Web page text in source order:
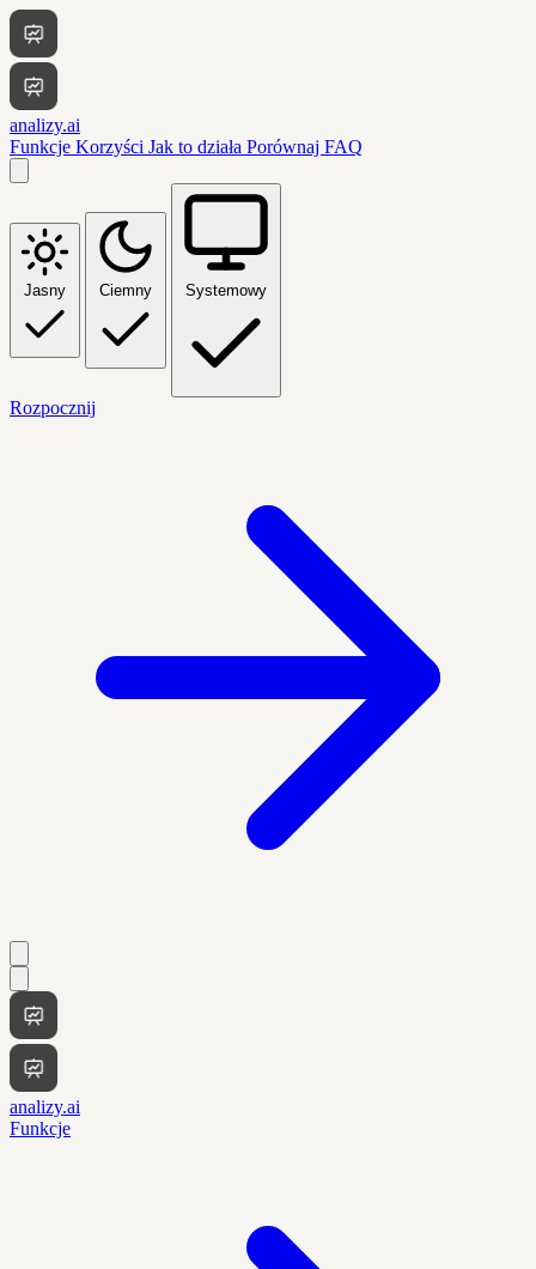
analizy.ai
Funkcje Korzyści Jak to działa Porównaj FAQ
Jasny Ciemny Systemowy
Rozpocznij
analizy.ai
Funkcje